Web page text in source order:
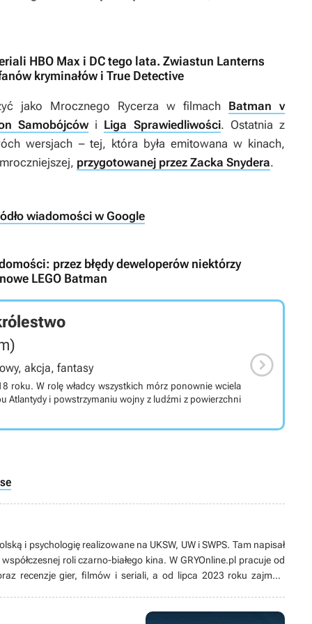
HBO Max i DC tego lata. Zwiastun Lanterns
kryminałów i True Detective
jako Mrocznego Rycerza w filmach Batman v
Samobójcówi Liga Sprawiedliwości. Ostatnia z
wersjach – tej, która była emitowana w kinach,
przygotowanej przez Zacka Snydera.
wiadomości w Google
przez błędy deweloperów niektórzy
LEGO Batman
akcja, fantasy
roku. W rolę władcy wszystkich mórz ponownie wciela
Atlantydy i powstrzymaniu wojny z ludźmi z powierzchni

i psychologię realizowane na UKSW, UW i SWPS. Tam napisał
roli czarno-białego kina. W GRYOnline.pl pracuje od
recenzje gier, filmów i seriali, a od lipca 2023 roku zajmuje
warszawskiej dzielnicy Wawer. Próbował sił z wierszami, ale w